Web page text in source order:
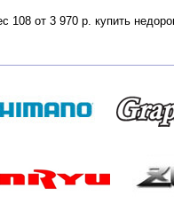
108 от 3 970 р. купить